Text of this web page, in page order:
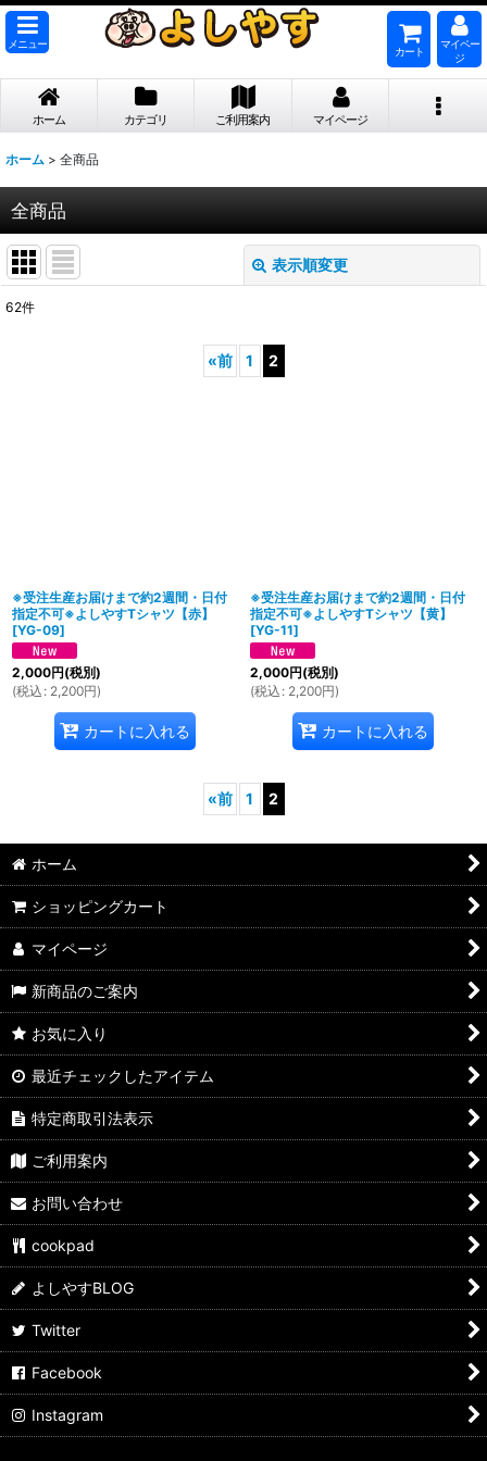
メニュー
カート
マイペー
ジ
ホーム カテゴリ ご利用案内 マイページ
ホーム > 全商品
全商品
表示順変更
62件
«前 1 2
※受注生産お届けまで約2週間・日付
指定不可※よしやすTシャツ【赤】
[YG-09]
2,000円(税別)
(税込 : 2,200円)
カートに入れる
※受注生産お届けまで約2週間・日付
指定不可※よしやすTシャツ【黄】
[YG-11]
2,000円(税別)
(税込 : 2,200円)
カートに入れる
«前 1 2
ホーム
ショッピングカート
マイページ
新商品のご案内
お気に入り
最近チェックしたアイテム
特定商取引法表示
ご利用案内
お問い合わせ
cookpad
よしやすBLOG
Twitter
Facebook
Instagram